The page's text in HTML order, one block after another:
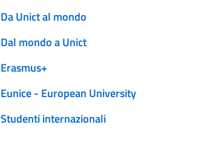
Da Unict al mondo
Dal mondo a Unict
Erasmus+
Eunice - European University
Studenti internazionali